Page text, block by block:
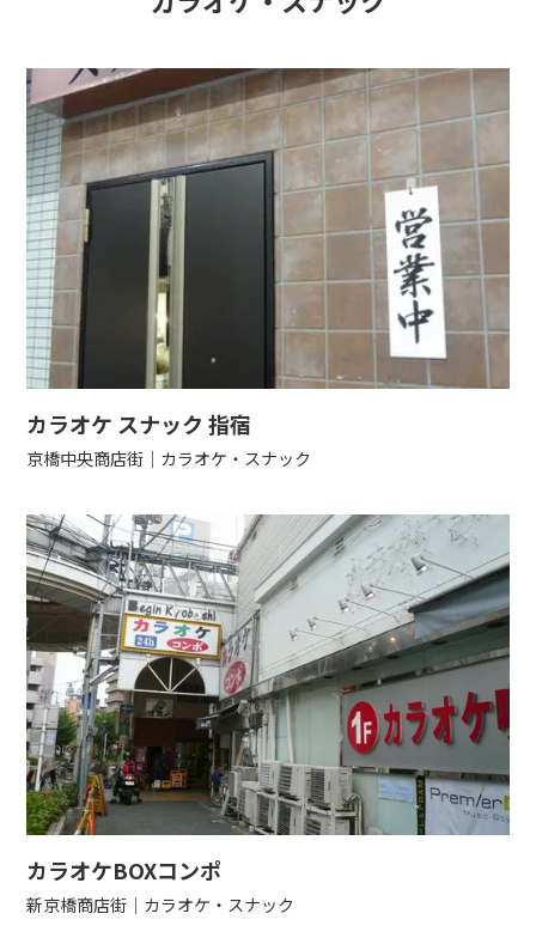
カラオケ スナック 指宿
京橋中央商店街 カラオケ・スナック
カラオケBOXコンポ
新京橋商店街 カラオケ・スナック